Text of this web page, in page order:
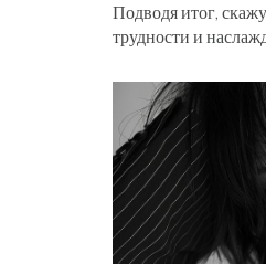
Подводя итог,
трудности и